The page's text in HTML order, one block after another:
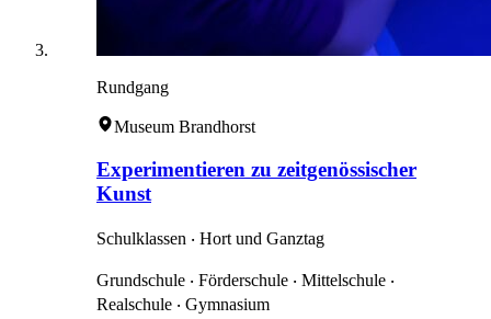
Rundgang
Museum Brandhorst
Experimentieren zu zeitgenössischer
Kunst
Schulklassen ‧ Hort und Ganztag
Grundschule ‧ Förderschule ‧ Mittelschule ‧
Realschule ‧ Gymnasium